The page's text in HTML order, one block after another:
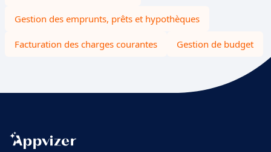
Gestion des emprunts, prêts et hypothèques
Facturation des charges courantes Gestion de budget